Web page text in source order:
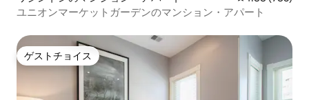
ユニオンマーケットガーデンのマンション・アパート
ゲストチョイス
ゲストチョイス